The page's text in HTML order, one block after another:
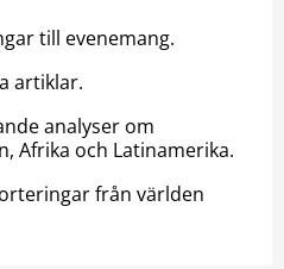
till evenemang.
artiklar.
analyser om
Afrika och Latinamerika.
från världen